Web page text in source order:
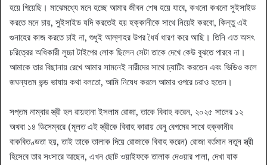
হয়ে গিয়েছি। মাঝেমধ্যে মনে হচ্ছে আমার জীবন শেষ হয়ে যাবে, কখনো কখনো সুইসাইড
করতে মনে চায়, সুইসাইড যদি করতেই হয় হক্কানীকে সাথে নিয়েই করবো, কিন্তু এই
গুনাহের কাজ করতে চাই না, শুধুই আল্লাহর উপর ধৈর্য ধারণ করে আছি। তিনি এত অসৎ
চরিত্রের অধিকারী লুচ্চা টাইপের লোক ছিলেন সেটা তাকে দেখে কেউ বুঝতে পারবে না।
আমাকে তার বিছানায় রেখে আমার সামনেই নারীদের সাথে চ্যাটিং করতেন এবং ভিডিও কলে
জঘন্যতম ভন্ড ভাষায় কথা বলতো, আমি নিষেধ করলে আমার ওপরে চরাও হতেন।
সপ্তম নাম্বার স্ত্রী হল রায়হানা ইসলাম রোজা, তাকে বিবাহ করেন, ২০২৫ সালের ১২
অথবা ১৪ ডিসেম্বরে (মূলত এই স্ত্রীকে বিবাহ কারায় রেনু বেগমের সাথে হক্কানীর
বাকবিতণ্ডতা হয়, তাই তাকে তালাক দিয়ে রোজাকে বিবাহ করেন) রোজা বর্তমান নতুন স্ত্রী
হিসেবে তার সংসারে আছেন, এখন ছোট ওয়াইফকে তালাক দেওয়ার পালা, দেখা যাক